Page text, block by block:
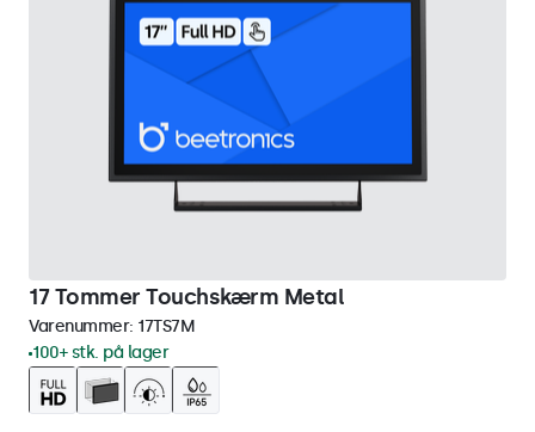
17 Tommer Touchskærm Metal
Varenummer: 17TS7M
100+ stk. på lager